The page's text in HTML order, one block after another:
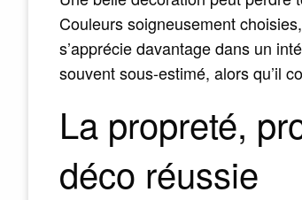
Couleurs soigneusement
s’apprécie davantage dans un
souvent sous-estimé, alors qu’il
La propreté,
déco réussie